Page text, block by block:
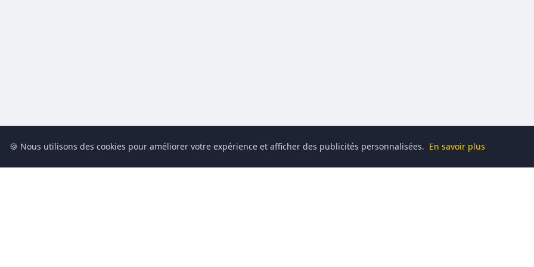
🍪 Nous utilisons des cookies pour améliorer votre expérience et afficher des publicités personnalisées. En savoir plus